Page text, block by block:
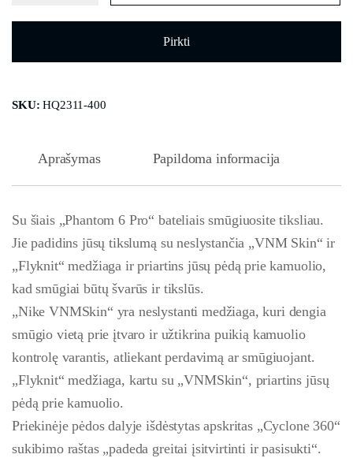
Pirkti
SKU:HQ2311-400
Aprašymas Papildoma informacija
Su šiais „Phantom 6 Pro“ bateliais smūgiuosite tiksliau.
Jie padidins jūsų tikslumą su neslystančia „VNM Skin“ ir
„Flyknit“ medžiaga ir priartins jūsų pėdą prie kamuolio,
kad smūgiai būtų švarūs ir tikslūs.
„Nike VNMSkin“ yra neslystanti medžiaga, kuri dengia
smūgio vietą prie įtvaro ir užtikrina puikią kamuolio
kontrolę varantis, atliekant perdavimą ar smūgiuojant.
„Flyknit“ medžiaga, kartu su „VNMSkin“, priartins jūsų
pėdą prie kamuolio.
Priekinėje pėdos dalyje išdėstytas apskritas „Cyclone 360“
sukibimo raštas „padeda greitai įsitvirtinti ir pasisukti“.